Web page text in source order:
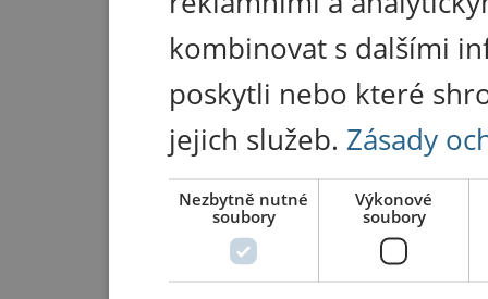
kombinovat s dalšími
poskytli nebo které
jejich služeb. Zásady
Nezbytně nutné
soubory
Výkonové
soubory